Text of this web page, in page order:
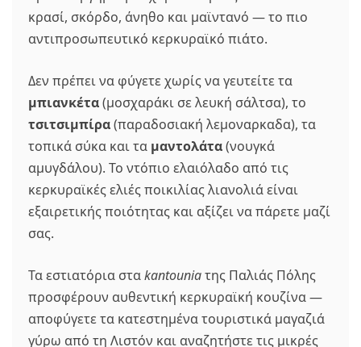
κρασί, σκόρδο, άνηθο και μαϊντανό — το πιο
αντιπροσωπευτικό κερκυραϊκό πιάτο.
Δεν πρέπει να φύγετε χωρίς να γευτείτε τα
μπιανκέτα(μοσχαράκι σε λευκή σάλτσα), το
τσιτσιμπίρα(παραδοσιακή λεμοναρκαδα), τα
τοπικά σύκα και τα μαντολάτα(νουγκά
αμυγδάλου). Το ντόπιο ελαιόλαδο από τις
κερκυραϊκές ελιές ποικιλίας λιανολιά είναι
εξαιρετικής ποιότητας και αξίζει να πάρετε μαζί
σας.
Τα εστιατόρια σταkantouniaτης Παλιάς Πόλης
προσφέρουν αυθεντική κερκυραϊκή κουζίνα —
αποφύγετε τα κατεστημένα τουριστικά μαγαζιά
γύρω από τη Λιστόν και αναζητήστε τις μικρές